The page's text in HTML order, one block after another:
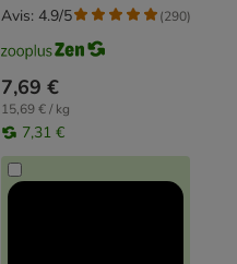
7,69 €
15,69 € / kg
7,31 €
Avis: 4.9/5 (290)